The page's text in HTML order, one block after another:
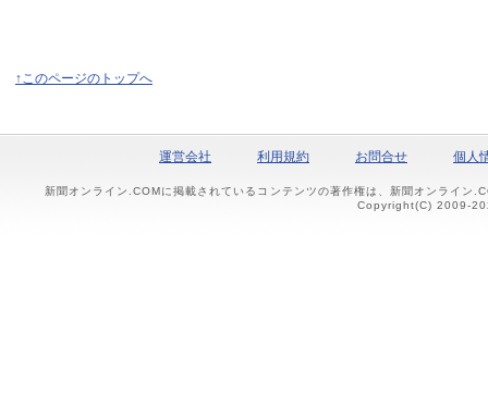
↑このページのトップへ
運営会社 利用規約 お問合せ 個人
新聞オンライン.COMに掲載されているコンテンツの著作権は、新聞オンライン
Copyright(C) 2009-